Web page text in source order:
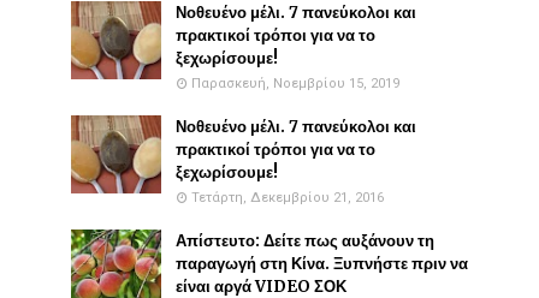
Νοθευένο μέλι. 7 πανεύκολοι και
πρακτικοί τρόποι για να το
ξεχωρίσουμε!
Παρασκευή, Νοεμβρίου 15, 2019
Νοθευένο μέλι. 7 πανεύκολοι και
πρακτικοί τρόποι για να το
ξεχωρίσουμε!
Τετάρτη, Δεκεμβρίου 21, 2016
Απίστευτο: Δείτε πως αυξάνουν τη
παραγωγή στη Κίνα. Ξυπνήστε πριν να
είναι αργά VIDEO ΣΟΚ